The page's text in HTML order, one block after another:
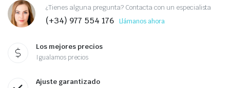
¿Tienes alguna pregunta? Contacta con un especialista
(+34) 977 554 176 Llámanos ahora
Los mejores precios
Igualamos precios
Ajuste garantizado